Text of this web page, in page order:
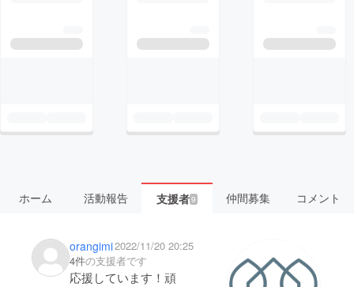
ホーム 活動報告 支援者9 仲間募集 コメント
orangimi2022/11/20 20:25
4件の支援者です
応援しています！頑